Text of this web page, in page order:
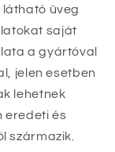
látható üveg
saját
a gyártóval
jelen esetben
lehetnek
eredeti és
származik.